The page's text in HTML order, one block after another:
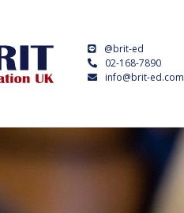
@brit-ed
02-168-7890
info@brit-ed.com